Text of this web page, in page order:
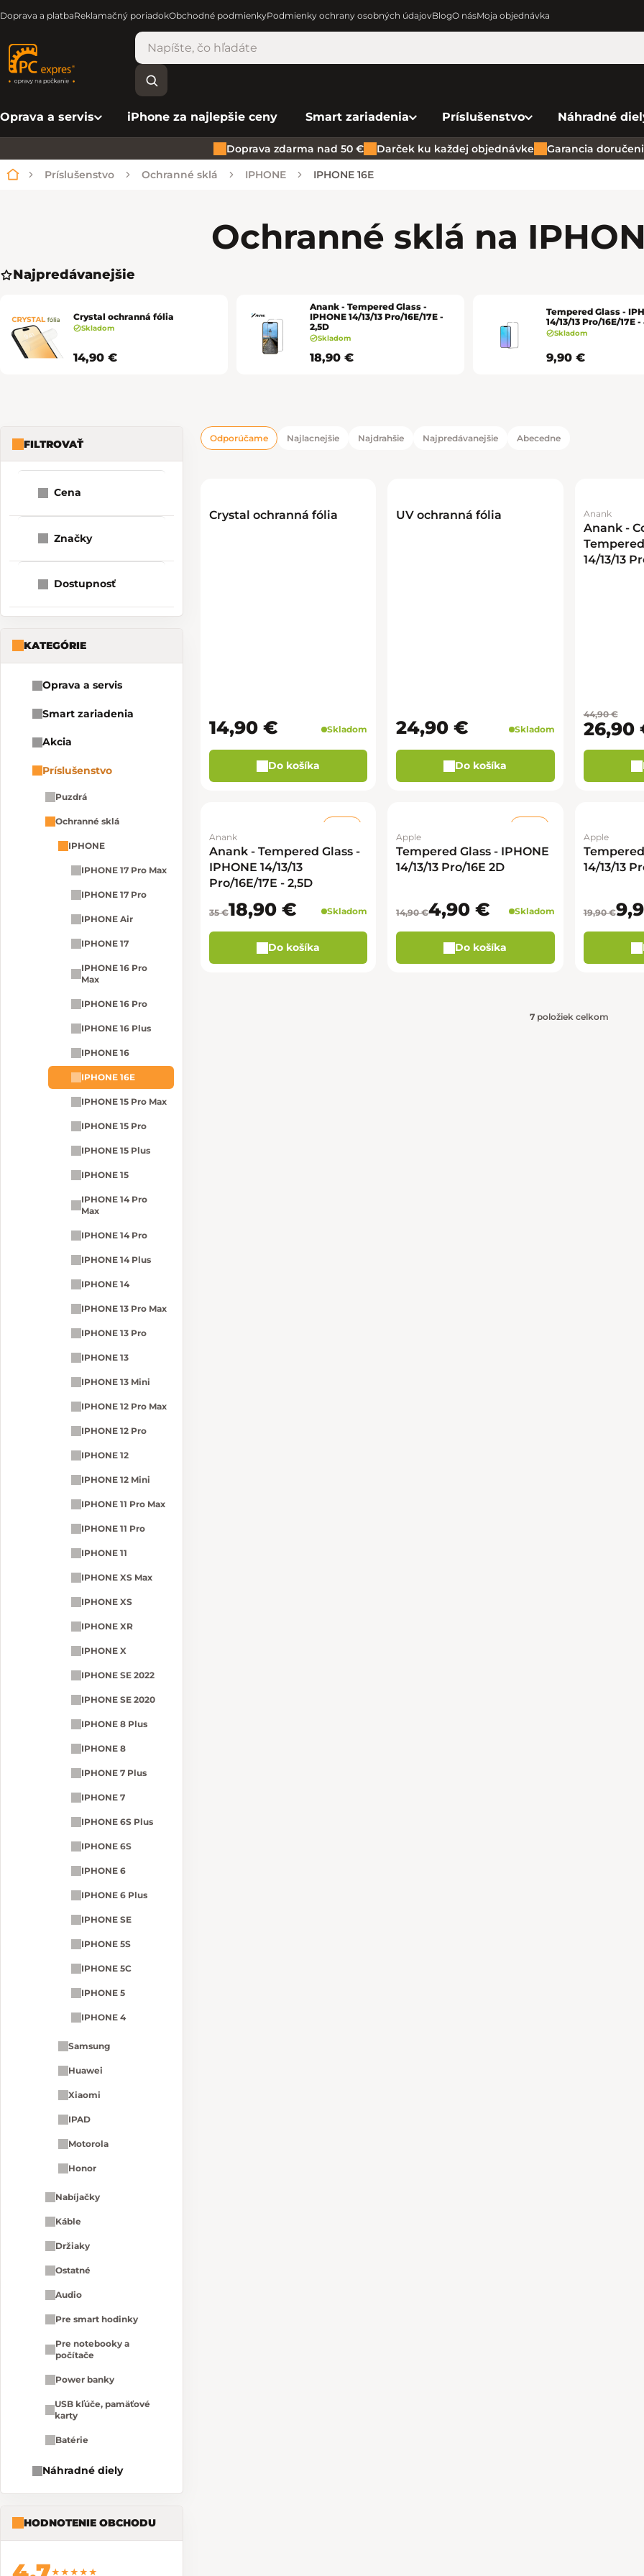
Doprava a platbaReklamačný poriadokObchodné podmienkyPodmienky ochrany osobných údajovBlogO násMoja objednávka
Oprava a servis iPhone za najlepšie ceny Smart zariadenia Príslušenstvo Náhradné
Doprava zdarma nad 50 € Darček ku každej objednávke Garancia
Domov
Príslušenstvo Ochranné sklá IPHONE IPHONE 16E
Ochranné sklá na
Najpredávanejšie
Crystal ochranná fólia
Skladom
14,90 €
Anank - Tempered Glass -
IPHONE 14/13/13 Pro/16E/17E -
2,5D
Skladom
18,90 €
Tempered Glass -
14/13/13 Pro/16E/17E -
Skladom
9,90 €
Bočný panel
FILTROVAŤ
Cena
Značky
Dostupnosť
KATEGÓRIE
Oprava a servis
Smart zariadenia
Akcia
Príslušenstvo
Puzdrá
Ochranné sklá
IPHONE
IPHONE 17 Pro Max
IPHONE 17 Pro
IPHONE Air
IPHONE 17
IPHONE 16 Pro
Max
IPHONE 16 Pro
IPHONE 16 Plus
IPHONE 16
IPHONE 16E
IPHONE 15 Pro Max
IPHONE 15 Pro
IPHONE 15 Plus
IPHONE 15
IPHONE 14 Pro
Max
IPHONE 14 Pro
IPHONE 14 Plus
IPHONE 14
IPHONE 13 Pro Max
IPHONE 13 Pro
IPHONE 13
IPHONE 13 Mini
IPHONE 12 Pro Max
IPHONE 12 Pro
IPHONE 12
IPHONE 12 Mini
IPHONE 11 Pro Max
IPHONE 11 Pro
IPHONE 11
IPHONE XS Max
IPHONE XS
IPHONE XR
IPHONE X
IPHONE SE 2022
IPHONE SE 2020
IPHONE 8 Plus
IPHONE 8
IPHONE 7 Plus
IPHONE 7
IPHONE 6S Plus
IPHONE 6S
IPHONE 6
IPHONE 6 Plus
IPHONE SE
IPHONE 5S
IPHONE 5C
IPHONE 5
IPHONE 4
Samsung
Huawei
Xiaomi
IPAD
Motorola
Honor
Nabíjačky
Káble
Držiaky
Ostatné
Audio
Pre smart hodinky
Pre notebooky a
počítače
Power banky
USB kľúče, pamäťové
karty
Batérie
Náhradné diely
HODNOTENIE OBCHODU
★★★★★
Radenie produktov
Odporúčame Najlacnejšie Najdrahšie Najpredávanejšie Abecedne
Výpis produktov
Crystal ochranná fólia
14,90 € Skladom
Do košíka
UV ochranná fólia
24,90 € Skladom
Do košíka
Anank
Anank -
14/13/13
44,90 €
26,90
Anank
Anank - Tempered Glass -
IPHONE 14/13/13
Pro/16E/17E - 2,5D
35 €18,90 € Skladom
Do košíka
Apple
Tempered Glass - IPHONE
14/13/13 Pro/16E 2D
14,90 €4,90 € Skladom
Do košíka
Apple
14/13/13
19,90 €
7položiek celkom